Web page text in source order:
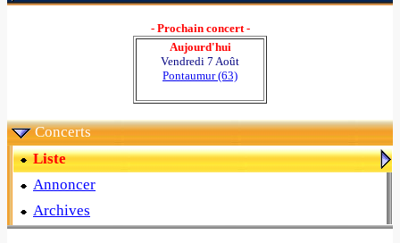
- Prochain concert -
Aujourd'hui
Vendredi 7 Août
Pontaumur (63)
Concerts
Liste
Annoncer
Archives